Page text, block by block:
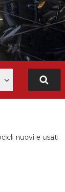
nuovi e usati